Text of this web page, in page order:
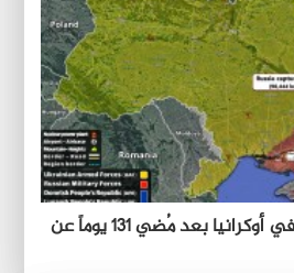
آخر الأوضاع العسكرية في أوكرانيا بعد مُضي 131 يوماً عن